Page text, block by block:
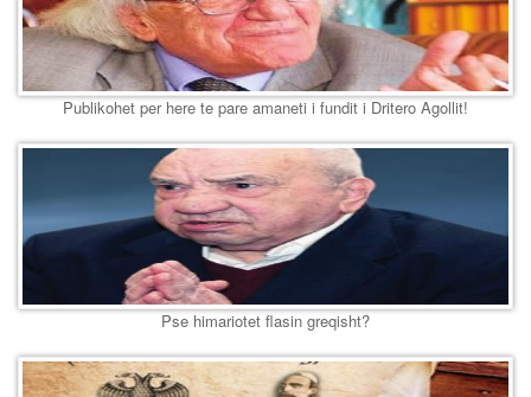
Publikohet per here te pare amaneti i fundit i Dritero Agollit!
Pse himariotet flasin greqisht?